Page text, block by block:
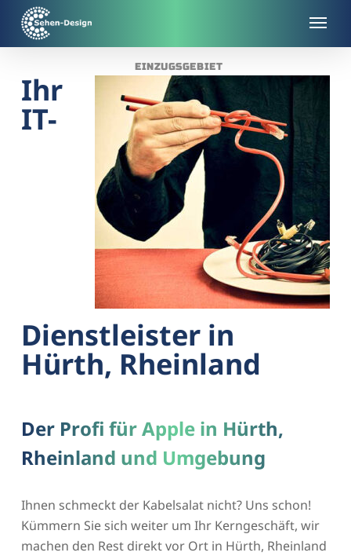
main
EINZUGSGEBIET
Ihr
IT-
Dienstleister in
Hürth, Rheinland
Der Profi für Apple in Hürth,
Rheinland und Umgebung
Ihnen schmeckt der Kabelsalat nicht? Uns schon!
Kümmern Sie sich weiter um Ihr Kerngeschäft, wir
machen den Rest direkt vor Ort in Hürth, Rheinland